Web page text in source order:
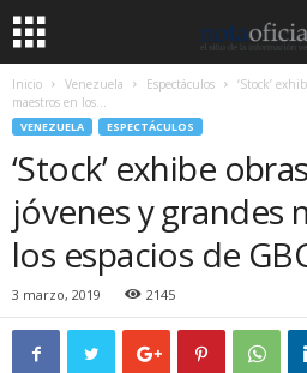
Inicio Venezuela Espectáculos
‘Stock’
maestros en los...
VENEZUELA ESPECTÁCULOS
‘Stock’ exhibe
jóvenes y grandes
los espacios de
3 marzo, 2019 2145